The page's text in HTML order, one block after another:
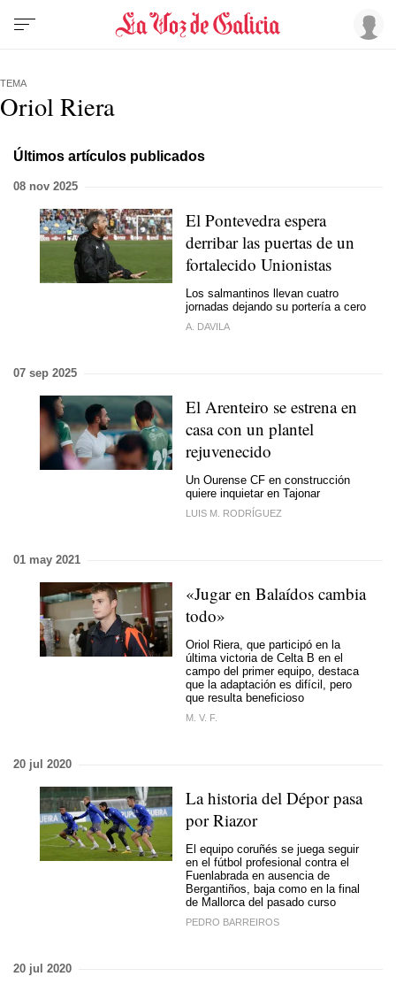
TEMA
Oriol Riera
Últimos artículos publicados
08 nov 2025
El Pontevedra espera
derribar las puertas de un
fortalecido Unionistas
Los salmantinos llevan cuatro
jornadas dejando su portería a cero
A. DAVILA
07 sep 2025
El Arenteiro se estrena en
casa con un plantel
rejuvenecido
Un Ourense CF en construcción
quiere inquietar en Tajonar
LUIS M. RODRÍGUEZ
01 may 2021
«Jugar en Balaídos cambia
todo»
Oriol Riera, que participó en la
última victoria de Celta B en el
campo del primer equipo, destaca
que la adaptación es difícil, pero
que resulta beneficioso
M. V. F.
20 jul 2020
La historia del Dépor pasa
por Riazor
El equipo coruñés se juega seguir
en el fútbol profesional contra el
Fuenlabrada en ausencia de
Bergantiños, baja como en la final
de Mallorca del pasado curso
PEDRO BARREIROS
20 jul 2020